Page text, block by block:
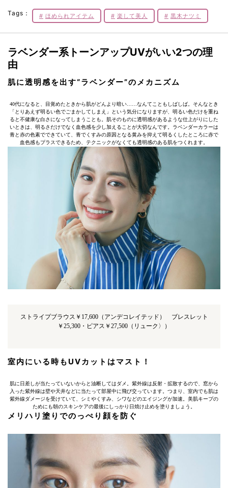
Tags： ほめられアイテム 楽して美人 黒木ナツミ
ラベンダー系トーンアップUVがいい2つの理
由
肌に透明感を出す“ラベンダー”のメカニズム
40代になると、目覚めたときから肌がどんより暗い……なんてこともしばしば。そんなとき
「とりあえず明るい色でごまかしてしまえ」という気分になりますが、明るい色だけを重ね
ると不健康な白さになってしまうことも。肌そのものに透明感があるような仕上がりにした
いときは、明るさだけでなく血色感を少し加えることが大切なんです。ラベンダーカラーは
青と赤の色素でできていて、青でくすみの原因となる黄みを抑えて明るくしたところに赤で
血色感もプラスできるため、テクニックがなくても透明感のある肌をつくれます。
ストライプブラウス￥17,600（アンデコレイテッド） ブレスレット
￥25,300・ピアス￥27,500（リューク〉）
室内にいる時もUVカットはマスト！
肌に日差しが当たっていないからと油断してはダメ。紫外線は反射・拡散するので、窓から
入った紫外線は壁や天井などに当たって部屋中に飛び交っています。つまり、室内でも肌は
紫外線ダメージを受けていて、シミやくすみ、シワなどのエイジングが加速。美肌キープの
ためにも朝のスキンケアの最後にしっかり日焼け止めを塗りましょう。
メリハリ塗りでのっぺり顔を防ぐ